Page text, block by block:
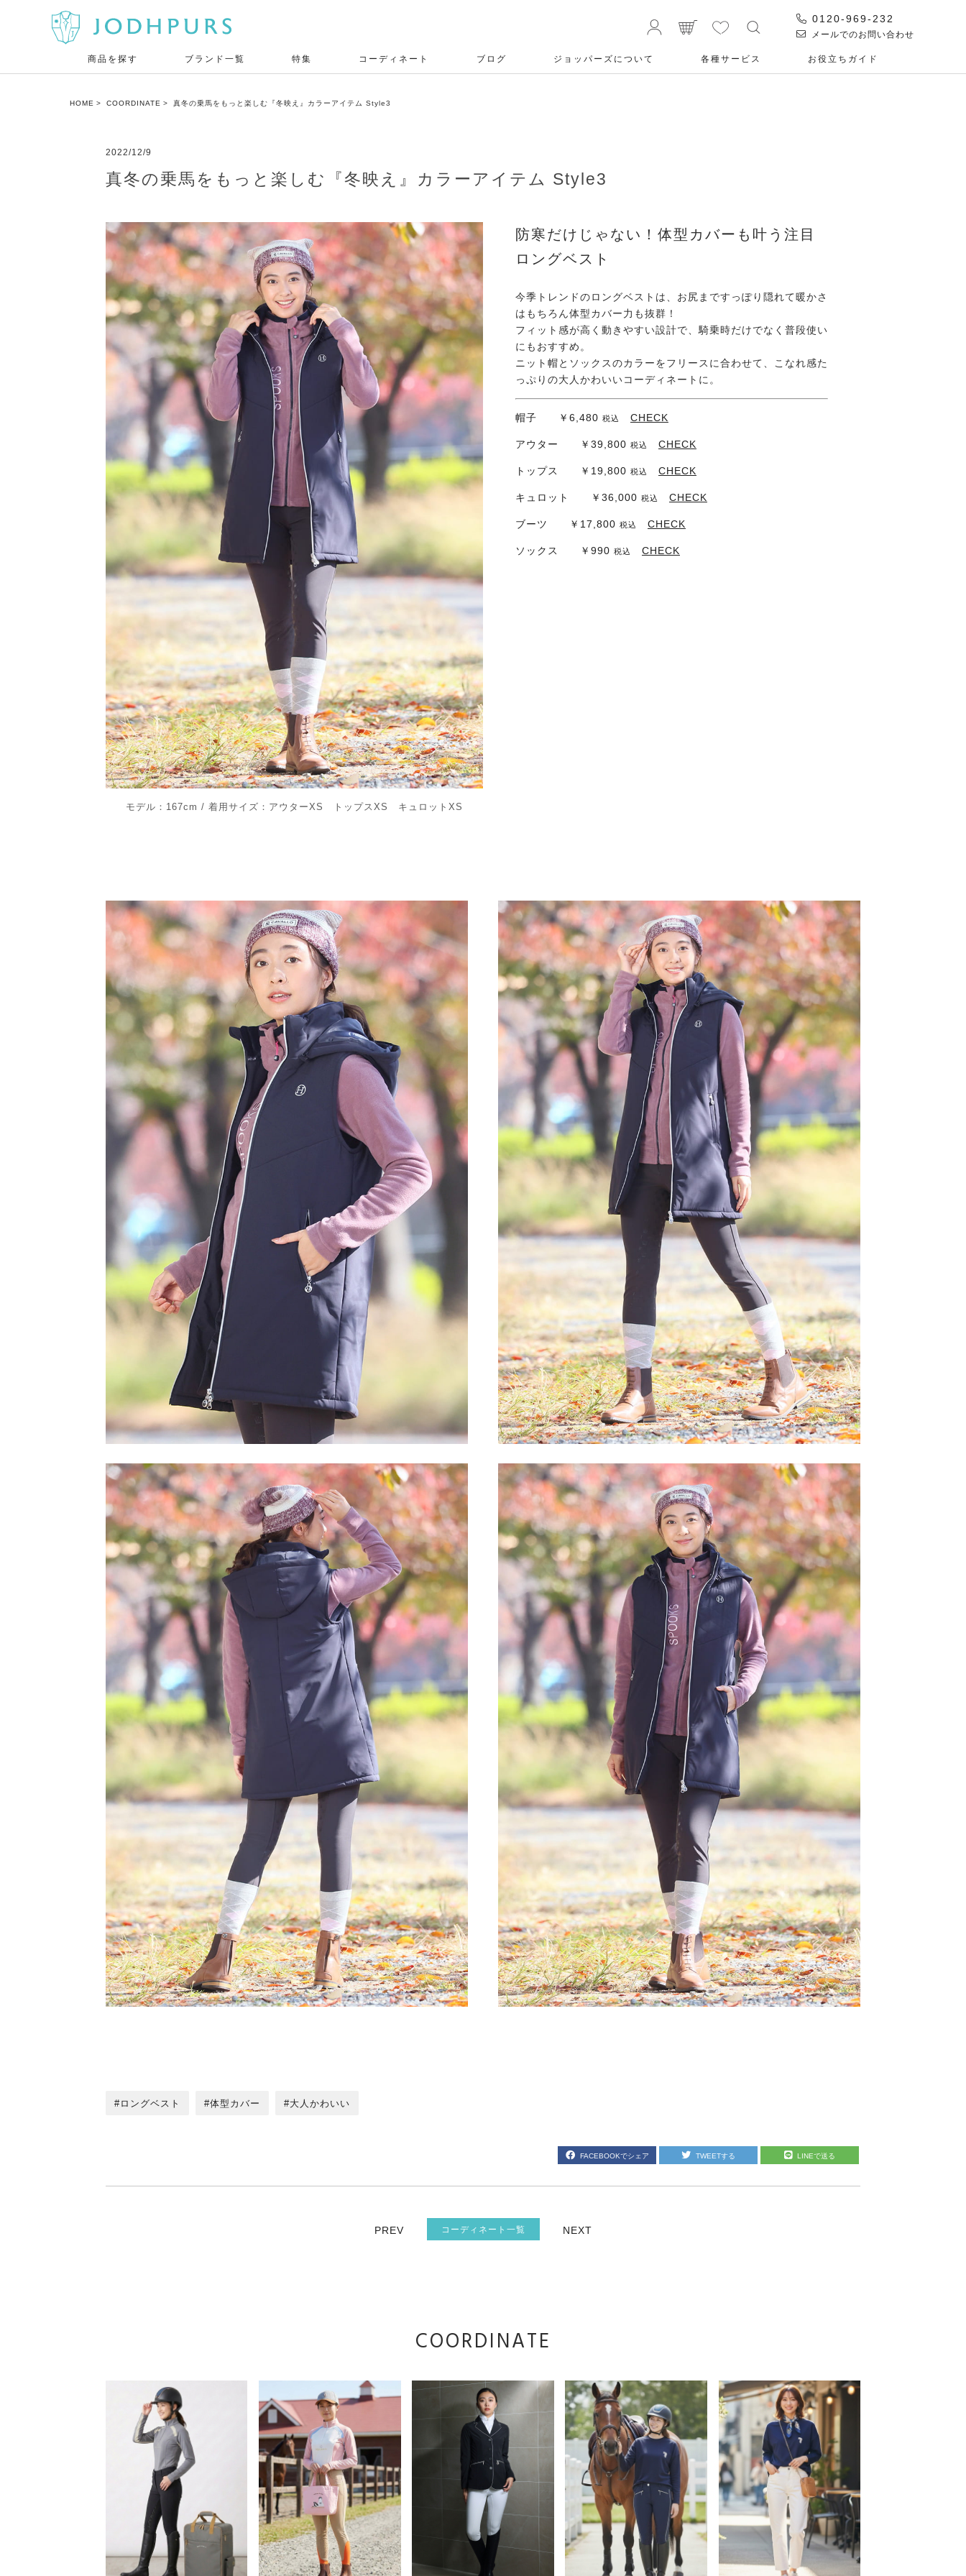
0120-969-232
メールでのお問い合わせ
商品を探す ブランド一覧 特集 コーディネート ブログ ジョッパーズについて 各種サービス お役⽴ちガイド
HOME COORDINATE 真冬の乗馬をもっと楽しむ『冬映え』カラーアイテム Style3
2022/12/9
真冬の乗馬をもっと楽しむ『冬映え』カラーアイテム Style3
モデル：167cm / 着用サイズ：アウターXS トップスXS キュロットXS
防寒だけじゃない！体型カバーも叶う注目
ロングベスト
今季トレンドのロングベストは、お尻まですっぽり隠れて暖かさ
はもちろん体型カバー力も抜群！
フィット感が高く動きやすい設計で、騎乗時だけでなく普段使い
にもおすすめ。
ニット帽とソックスのカラーをフリースに合わせて、こなれ感た
っぷりの大人かわいいコーディネートに。
帽子 ￥6,480 税込 CHECK
アウター ￥39,800 税込 CHECK
トップス ￥19,800 税込 CHECK
キュロット ￥36,000 税込 CHECK
ブーツ ￥17,800 税込 CHECK
ソックス ￥990 税込 CHECK
ロングベスト 体型カバー 大人かわいい
FACEBOOKでシェア TWEETする LINEで送る
PREV コーディネート一覧 NEXT
COORDINATE